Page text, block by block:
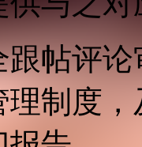
跟帖评
制度